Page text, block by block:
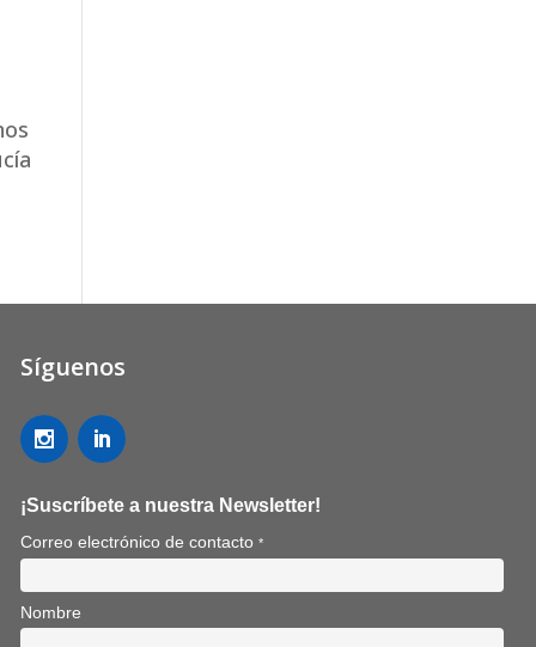
Síguenos
¡Suscríbete a nuestra Newsletter!
Correo electrónico de contacto *
Nombre